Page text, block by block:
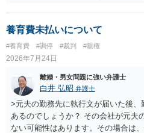
養育費に関するやりとり等があれば
あるでしょう。 公開相談の場での回
養育費未払いについて
#養育費 #調停 #裁判 #親権
2026年7月24日
離婚・男女問題に強い弁護士
白井 弘昭 弁護士
>元夫の勤務先に執行文が届いた後
あるのでしょうか？ その会社が元夫
ない可能性はあります。その場合は